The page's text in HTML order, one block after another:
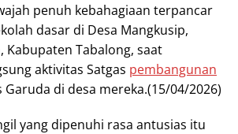
penuh kebahagiaan terpancar
dasar di Desa Mangkusip,
Kabupaten Tabalong, saat
aktivitas Satgas pembangunan
Garuda di desa mereka.(15/04/2026)
yang dipenuhi rasa antusias itu